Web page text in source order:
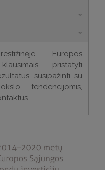
Europos
pristatyti
susipažinti su
tendencijomis,